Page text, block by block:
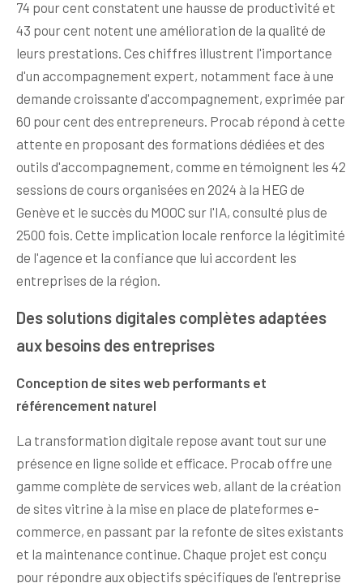
74 pour cent constatent une hausse de productivité et
43 pour cent notent une amélioration de la qualité de
leurs prestations. Ces chiffres illustrent l'importance
d'un accompagnement expert, notamment face à une
demande croissante d'accompagnement, exprimée par
60 pour cent des entrepreneurs. Procab répond à cette
attente en proposant des formations dédiées et des
outils d'accompagnement, comme en témoignent les 42
sessions de cours organisées en 2024 à la HEG de
Genève et le succès du MOOC sur l'IA, consulté plus de
2500 fois. Cette implication locale renforce la légitimité
de l'agence et la confiance que lui accordent les
entreprises de la région.
Des solutions digitales complètes adaptées
aux besoins des entreprises
Conception de sites web performants et
référencement naturel
La transformation digitale repose avant tout sur une
présence en ligne solide et efficace. Procab offre une
gamme complète de services web, allant de la création
de sites vitrine à la mise en place de plateformes e-
commerce, en passant par la refonte de sites existants
et la maintenance continue. Chaque projet est conçu
pour répondre aux objectifs spécifiques de l'entreprise